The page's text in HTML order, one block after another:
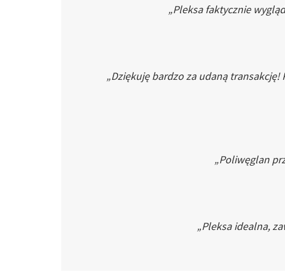
„Pleksa faktycznie
„Dziękuję bardzo za udaną
„Poliwęglan
„Pleksa idealna,